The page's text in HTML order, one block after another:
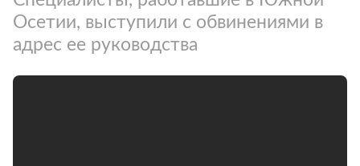
Осетии, выступили с обвинениями в
адрес ее руководства